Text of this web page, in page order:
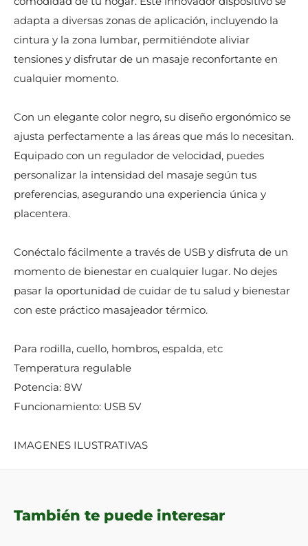
adapta a diversas zonas de aplicación, incluyendo la
cintura y la zona lumbar, permitiéndote aliviar
tensiones y disfrutar de un masaje reconfortante en
cualquier momento.
Con un elegante color negro, su diseño ergonómico se
ajusta perfectamente a las áreas que más lo necesitan.
Equipado con un regulador de velocidad, puedes
personalizar la intensidad del masaje según tus
preferencias, asegurando una experiencia única y
placentera.
Conéctalo fácilmente a través de USB y disfruta de un
momento de bienestar en cualquier lugar. No dejes
pasar la oportunidad de cuidar de tu salud y bienestar
con este práctico masajeador térmico.
Para rodilla, cuello, hombros, espalda, etc
Temperatura regulable
Potencia: 8W
Funcionamiento: USB 5V
IMAGENES ILUSTRATIVAS
También te puede interesar